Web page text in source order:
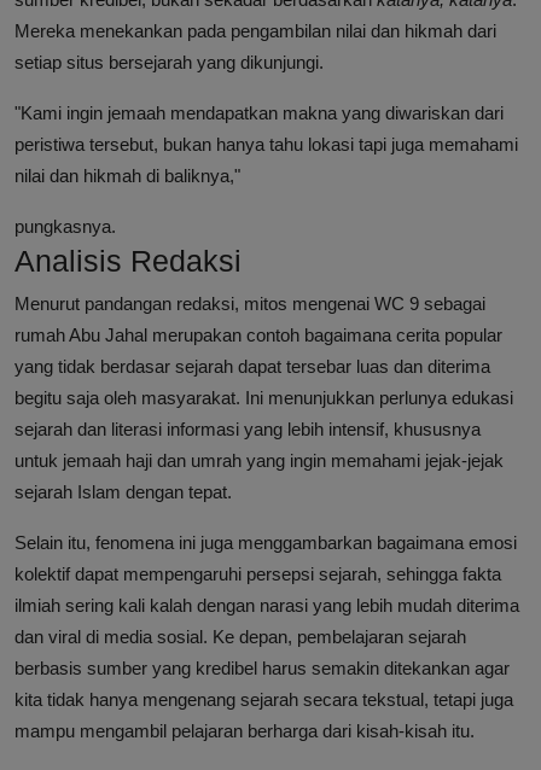
Mereka menekankan pada pengambilan nilai dan hikmah dari
setiap situs bersejarah yang dikunjungi.
"Kami ingin jemaah mendapatkan makna yang diwariskan dari
peristiwa tersebut, bukan hanya tahu lokasi tapi juga memahami
nilai dan hikmah di baliknya,"
pungkasnya.
Analisis Redaksi
Menurut pandangan redaksi, mitos mengenai WC 9 sebagai
rumah Abu Jahal merupakan contoh bagaimana cerita popular
yang tidak berdasar sejarah dapat tersebar luas dan diterima
begitu saja oleh masyarakat. Ini menunjukkan perlunya edukasi
sejarah dan literasi informasi yang lebih intensif, khususnya
untuk jemaah haji dan umrah yang ingin memahami jejak-jejak
sejarah Islam dengan tepat.
Selain itu, fenomena ini juga menggambarkan bagaimana emosi
kolektif dapat mempengaruhi persepsi sejarah, sehingga fakta
ilmiah sering kali kalah dengan narasi yang lebih mudah diterima
dan viral di media sosial. Ke depan, pembelajaran sejarah
berbasis sumber yang kredibel harus semakin ditekankan agar
kita tidak hanya mengenang sejarah secara tekstual, tetapi juga
mampu mengambil pelajaran berharga dari kisah-kisah itu.